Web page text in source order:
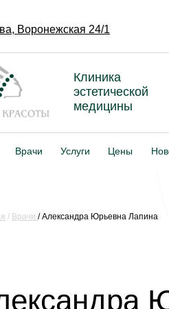
Цены
Услуги
Воронежская 24/1
Врачи
Клиника
эстетической
медицины
/ Врачи / Александра Юрьевна Лапина